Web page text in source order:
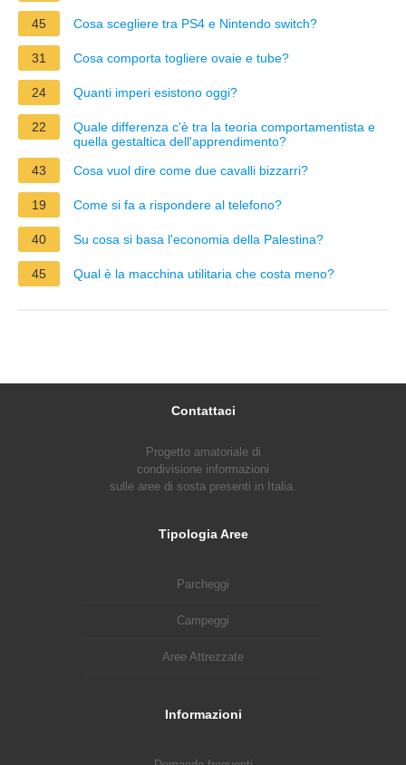
45 Cosa scegliere tra PS4 e Nintendo switch?
31 Cosa comporta togliere ovaie e tube?
24 Quanti imperi esistono oggi?
22
Quale differenza c'è tra la teoria comportamentista e
quella gestaltica dell'apprendimento?
43
Cosa vuol dire come due cavalli bizzarri?
19 Come si fa a rispondere al telefono?
40 Su cosa si basa l'economia della Palestina?
45 Qual è la macchina utilitaria che costa meno?
Contattaci
Progetto amatoriale di
condivisione informazioni
sulle aree di sosta presenti in Italia.
Tipologia Aree
Parcheggi
Campeggi
Aree Attrezzate
Informazioni